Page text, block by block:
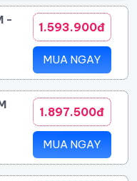
-
1.593.900đ
MUA NGAY
1.897.500đ
MUA NGAY